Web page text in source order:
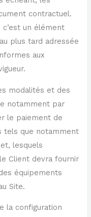
contractuel.
c’est un élément
plus tard adressée
aux
modalités et des
notamment par
le paiement de
tels que notamment
lesquels
Client devra fournir
équipements
Site.
la configuration